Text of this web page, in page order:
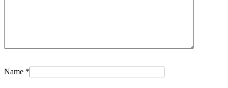
Name *